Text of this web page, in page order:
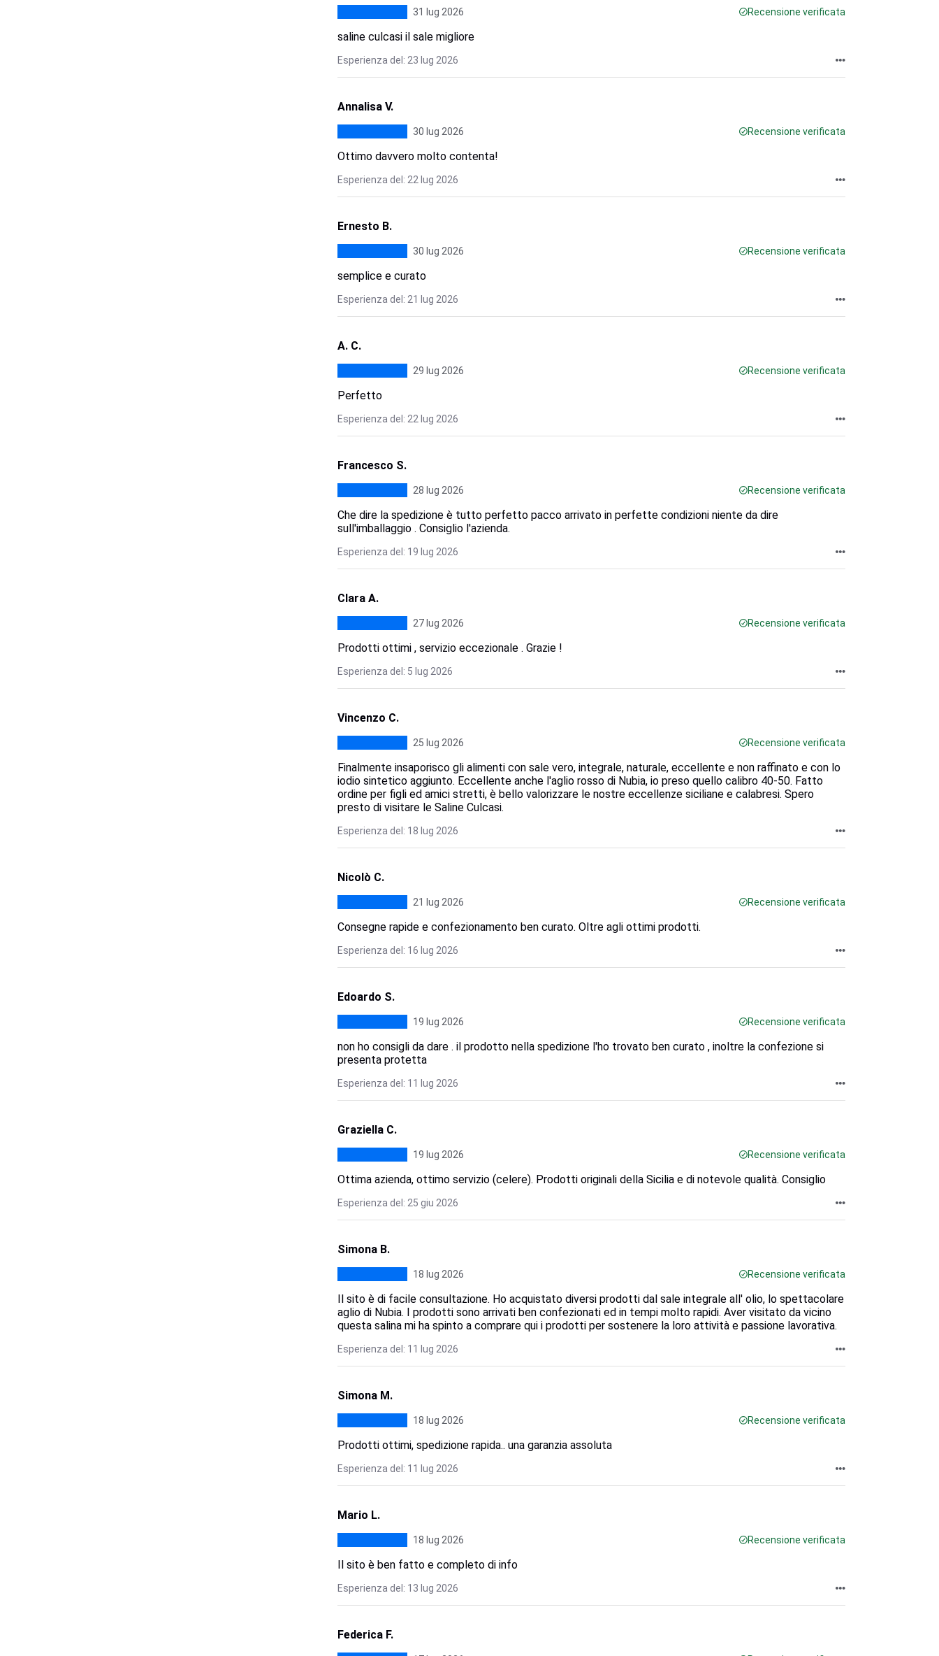
31 lug 2026 Recensione verificata
saline culcasi il sale migliore
Esperienza del: 23 lug 2026
Annalisa V.
30 lug 2026 Recensione verificata
Ottimo davvero molto contenta!
Esperienza del: 22 lug 2026
Ernesto B.
30 lug 2026 Recensione verificata
semplice e curato
Esperienza del: 21 lug 2026
A. C.
29 lug 2026 Recensione verificata
Perfetto
Esperienza del: 22 lug 2026
Francesco S.
28 lug 2026 Recensione verificata
Che dire la spedizione è tutto perfetto pacco arrivato in perfette condizioni niente da dire
sull'imballaggio . Consiglio l'azienda.
Esperienza del: 19 lug 2026
Clara A.
27 lug 2026 Recensione verificata
Prodotti ottimi , servizio eccezionale . Grazie !
Esperienza del: 5 lug 2026
Vincenzo C.
25 lug 2026 Recensione verificata
Finalmente insaporisco gli alimenti con sale vero, integrale, naturale, eccellente e non raffinato e con lo
iodio sintetico aggiunto. Eccellente anche l'aglio rosso di Nubia, io preso quello calibro 40-50. Fatto
ordine per figli ed amici stretti, è bello valorizzare le nostre eccellenze siciliane e calabresi. Spero
presto di visitare le Saline Culcasi.
Esperienza del: 18 lug 2026
Nicolò C.
21 lug 2026 Recensione verificata
Consegne rapide e confezionamento ben curato. Oltre agli ottimi prodotti.
Esperienza del: 16 lug 2026
Edoardo S.
19 lug 2026 Recensione verificata
non ho consigli da dare . il prodotto nella spedizione l'ho trovato ben curato , inoltre la confezione si
presenta protetta
Esperienza del: 11 lug 2026
Graziella C.
19 lug 2026 Recensione verificata
Ottima azienda, ottimo servizio (celere). Prodotti originali della Sicilia e di notevole qualità. Consiglio
Esperienza del: 25 giu 2026
Simona B.
18 lug 2026 Recensione verificata
Il sito è di facile consultazione. Ho acquistato diversi prodotti dal sale integrale all' olio, lo spettacolare
aglio di Nubia. I prodotti sono arrivati ben confezionati ed in tempi molto rapidi. Aver visitato da vicino
questa salina mi ha spinto a comprare qui i prodotti per sostenere la loro attività e passione lavorativa.
Esperienza del: 11 lug 2026
Simona M.
18 lug 2026 Recensione verificata
Prodotti ottimi, spedizione rapida.. una garanzia assoluta
Esperienza del: 11 lug 2026
Mario L.
18 lug 2026 Recensione verificata
Il sito è ben fatto e completo di info
Esperienza del: 13 lug 2026
Federica F.